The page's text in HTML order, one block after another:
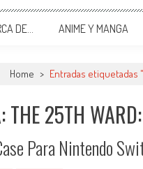
DE… ANIME Y MANGA
Home > Entradas etiquetadas
THE 25TH
Para Nintendo